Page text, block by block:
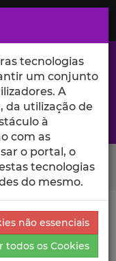
no Iscte
Currículo
público
tecnologias
um conjunto
A
da utilização de
à
com as
o portal, o
tecnologias
do mesmo.
não essenciais
todos os Cookies